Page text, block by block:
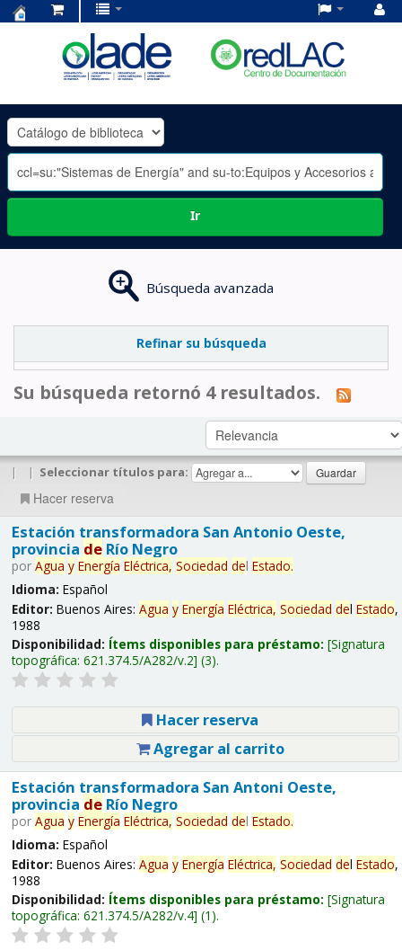
OLADE
-
Ir
Búsqueda avanzada
Refinar su búsqueda
Su búsqueda retornó 4 resultados.
| | Seleccionar títulos para:
Hacer reserva
Estación transformadora San Antonio Oeste,
provincia deRío Negro
por Agua y Energía Eléctrica, Sociedad del Estado.
Idioma: Español
Editor: Buenos Aires: Agua y Energía Eléctrica, Sociedad del Estado,
1988
Disponibilidad: Ítems disponibles para préstamo: Signatura
topográfica: 621.374.5/A282/v.2 (3).
Hacer reserva
Agregar al carrito
Estación transformadora San Antoni Oeste,
provincia deRío Negro
por Agua y Energía Eléctrica, Sociedad del Estado.
Idioma: Español
Editor: Buenos Aires: Agua y Energía Eléctrica, Sociedad del Estado,
1988
Disponibilidad: Ítems disponibles para préstamo: Signatura
topográfica: 621.374.5/A282/v.4 (1).